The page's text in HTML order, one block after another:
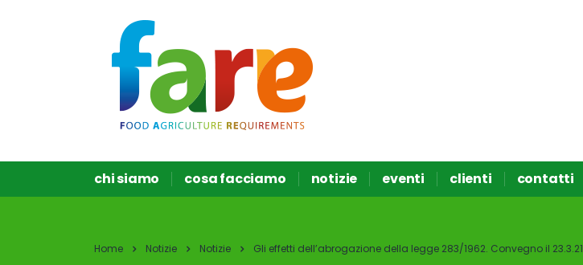
chi siamo cosa facciamo notizie eventi clienti contatti
Home Notizie Notizie Gli effetti dell’abrogazione della legge 283/1962. Convegno il 23.3.21